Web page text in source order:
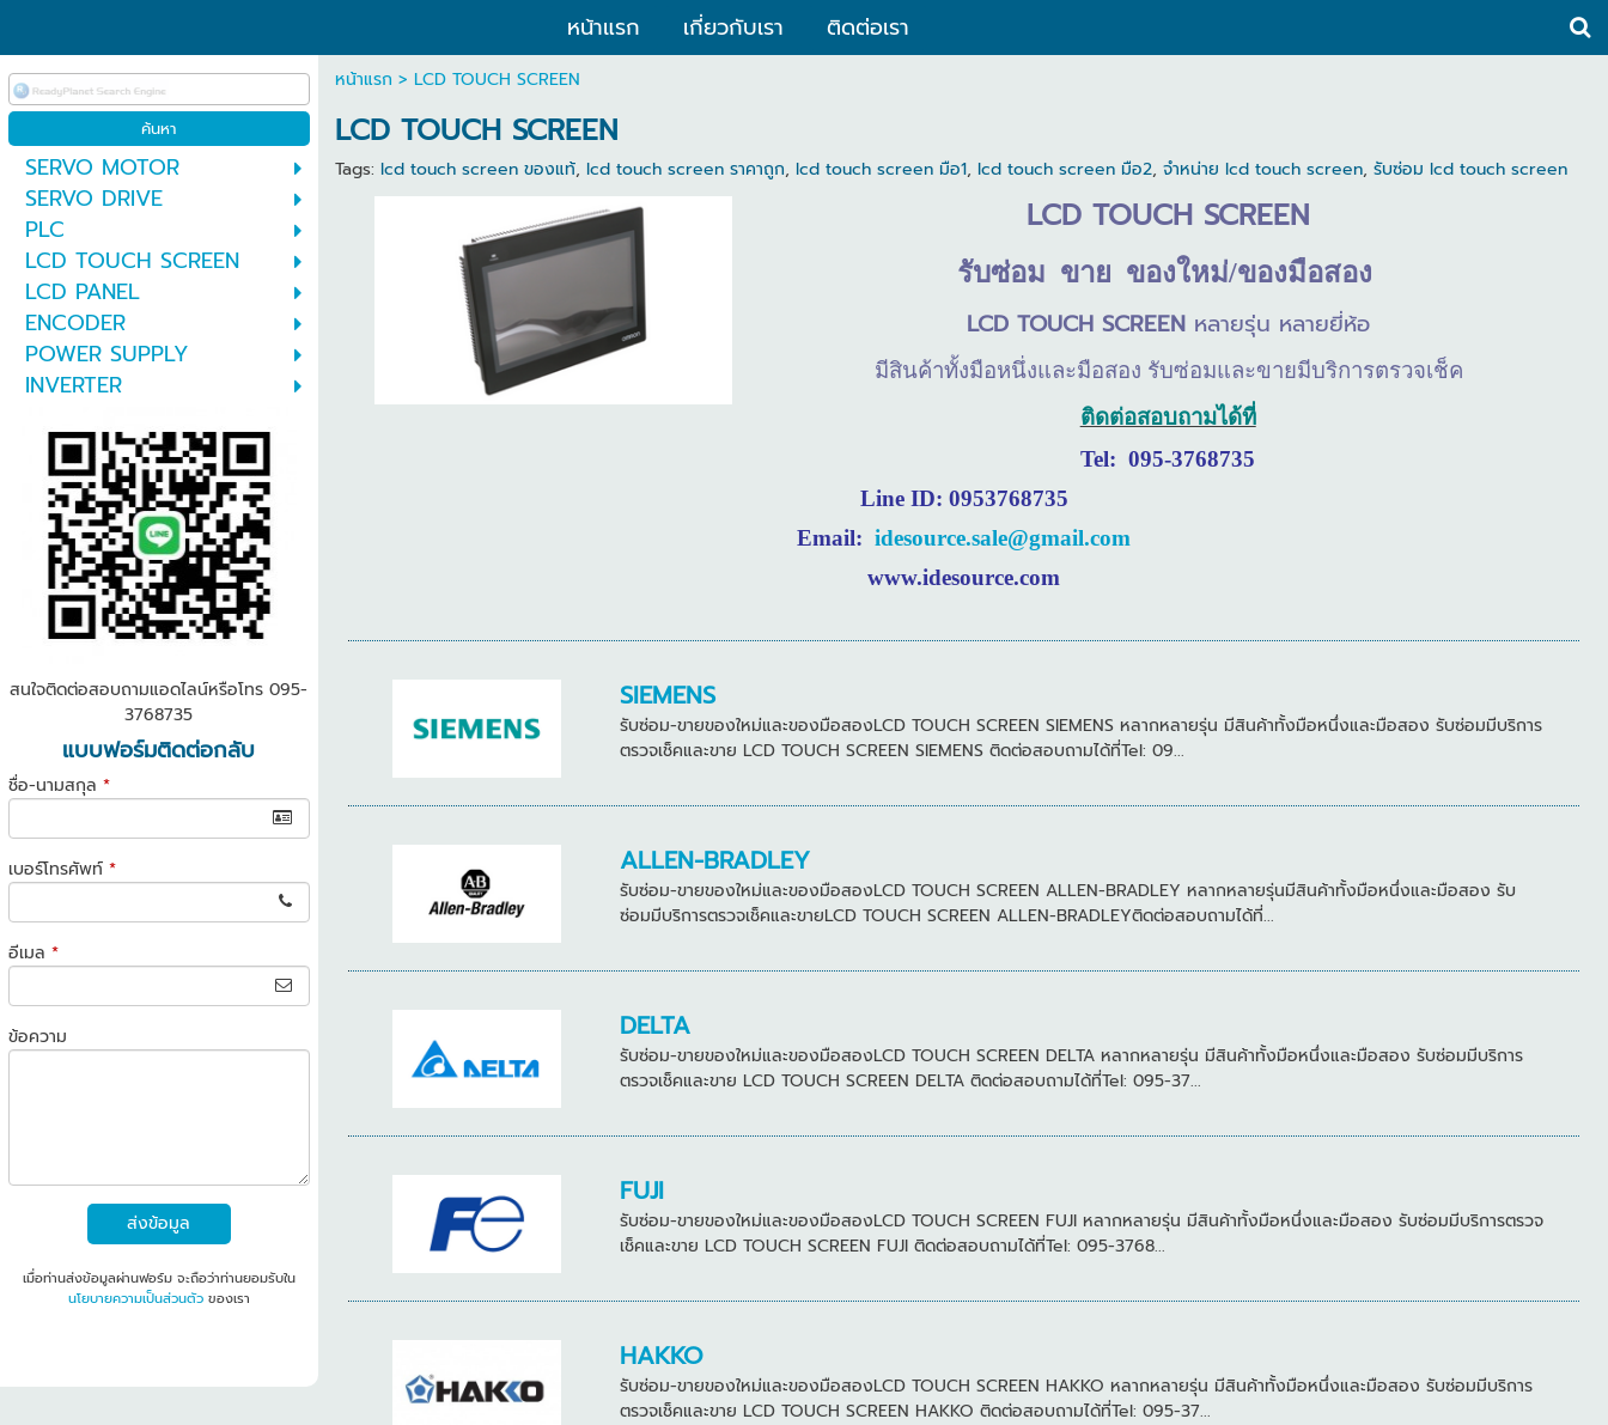
หน้าแรก เกี่ยวกับเรา ติดต่อเรา
SERVO MOTOR
SERVO DRIVE
PLC
LCD TOUCH SCREEN
LCD PANEL
ENCODER
POWER SUPPLY
INVERTER
สนใจติดต่อสอบถามแอดไลน์หรือโทร 095-
3768735
แบบฟอร์มติดต่อกลับ
ชื่อ-นามสกุล *
เบอร์โทรศัพท์ *
อีเมล *
ข้อความ
ส่งข้อมูล
เมื่อท่านส่งข้อมูลผ่านฟอร์ม จะถือว่าท่านยอมรับใน
นโยบายความเป็นส่วนตัวของเรา
หน้าแรก > LCD TOUCH SCREEN
LCD TOUCH SCREEN
Tags: lcd touch screen ของแท้, lcd touch screen ราคาถูก, lcd touch screen มือ1, lcd touch screen มือ2,จำหน่าย lcd touch screen,รับซ่อม lcd touch screen
LCD TOUCH SCREEN
รับซ่อม ขาย ของใหม่/ของมือสอง
LCD TOUCH SCREEN หลายรุ่น หลายยี่ห้อ
มีสินค้าทั้งมือหนึ่งและมือสอง รับซ่อมและขายมีบริการตรวจเช็ค
ติดต่อสอบถามได้ที่
Tel: 095-3768735
Line ID: 0953768735
Email:idesource.sale@gmail.com
www.idesource.com
SIEMENS
รับซ่อม-ขายของใหม่และของมือสองLCD TOUCH SCREEN SIEMENS หลากหลายรุ่น มีสินค้าทั้งมือหนึ่งและมือสอง รับซ่อมมีบริการ
ตรวจเช็คและขาย LCD TOUCH SCREEN SIEMENS ติดต่อสอบถามได้ที่Tel: 09...
ALLEN-BRADLEY
รับซ่อม-ขายของใหม่และของมือสองLCD TOUCH SCREEN ALLEN-BRADLEY หลากหลายรุ่นมีสินค้าทั้งมือหนึ่งและมือสอง รับ
ซ่อมมีบริการตรวจเช็คและขายLCD TOUCH SCREEN ALLEN-BRADLEYติดต่อสอบถามได้ที่...
DELTA
รับซ่อม-ขายของใหม่และของมือสองLCD TOUCH SCREEN DELTA หลากหลายรุ่น มีสินค้าทั้งมือหนึ่งและมือสอง รับซ่อมมีบริการ
ตรวจเช็คและขาย LCD TOUCH SCREEN DELTA ติดต่อสอบถามได้ที่Tel: 095-37...
FUJI
รับซ่อม-ขายของใหม่และของมือสองLCD TOUCH SCREEN FUJI หลากหลายรุ่น มีสินค้าทั้งมือหนึ่งและมือสอง รับซ่อมมีบริการตรวจ
เช็คและขาย LCD TOUCH SCREEN FUJI ติดต่อสอบถามได้ที่Tel: 095-3768...
HAKKO
รับซ่อม-ขายของใหม่และของมือสองLCD TOUCH SCREEN HAKKO หลากหลายรุ่น มีสินค้าทั้งมือหนึ่งและมือสอง รับซ่อมมีบริการ
ตรวจเช็คและขาย LCD TOUCH SCREEN HAKKO ติดต่อสอบถามได้ที่Tel: 095-37...